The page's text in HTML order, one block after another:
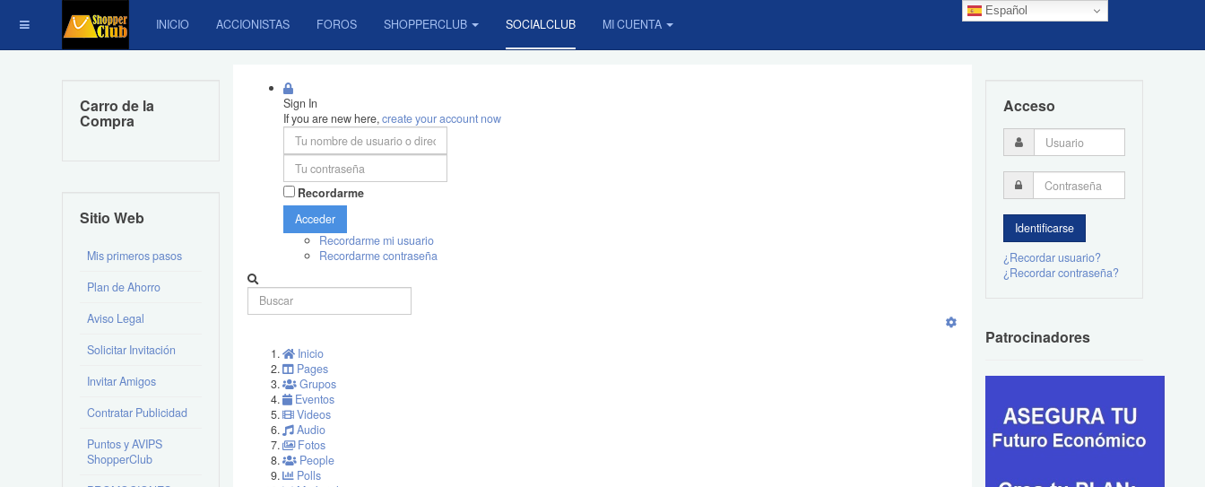
Español
INICIO ACCIONISTAS FOROS SHOPPERCLUB SOCIALCLUB MI CUENTA
Sign In
If you are new here,create your account now
Recordarme
Acceder
Recordarme mi usuario
Recordarme contraseña
Inicio
Pages
Grupos
Eventos
Videos
Audio
Fotos
People
Polls
Carro de la
Compra
Sitio Web
Mis primeros pasos
Plan de Ahorro
Aviso Legal
Solicitar Invitación
Invitar Amigos
Contratar Publicidad
Puntos y AVIPS
ShopperClub
Acceso
¿Recordar usuario?
¿Recordar contraseña?
Patrocinadores